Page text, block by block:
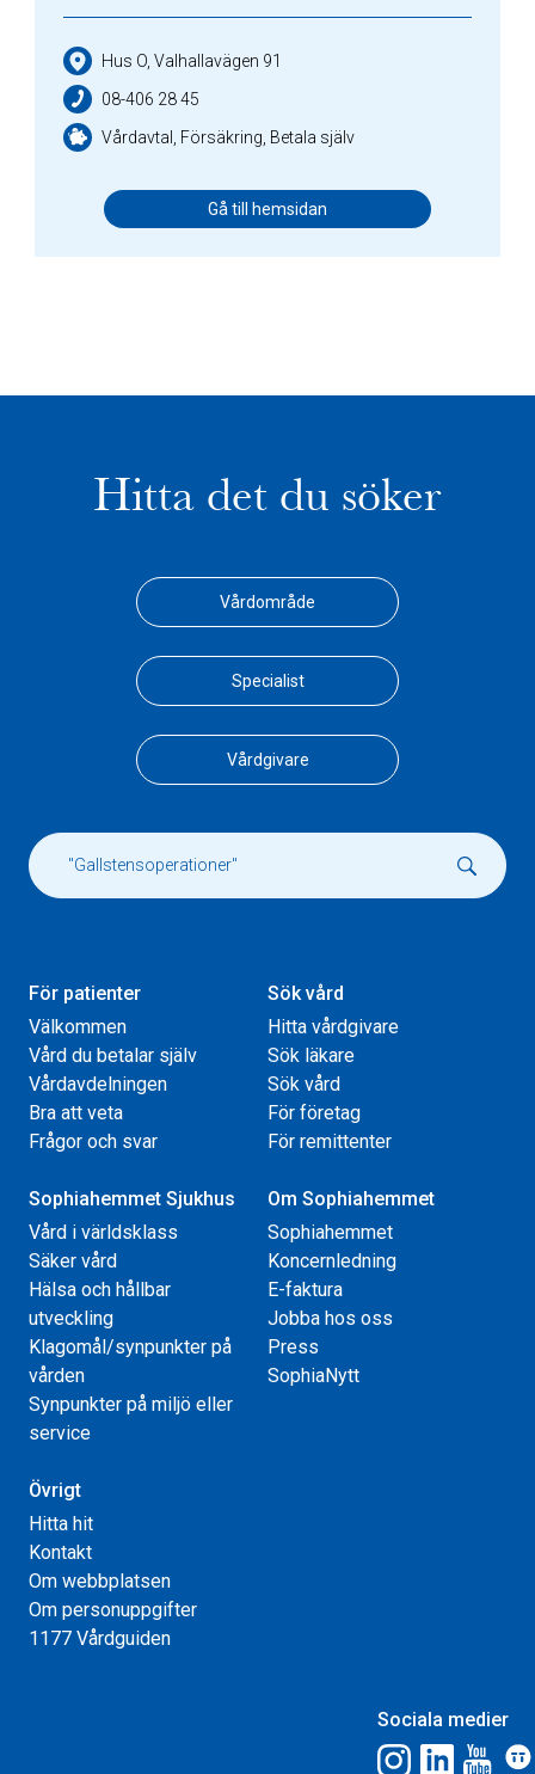
Hus O, Valhallavägen 91
08-406 28 45
Vårdavtal, Försäkring, Betala själv
Gå till hemsidan
Hitta det du söker
Vårdområde
Specialist
Vårdgivare
För patienter
Välkommen
Vård du betalar själv
Vårdavdelningen
Bra att veta
Frågor och svar
Sök vård
Hitta vårdgivare
Sök läkare
Sök vård
För företag
För remittenter
Sophiahemmet Sjukhus
Vård i världsklass
Säker vård
Hälsa och hållbar
utveckling
Klagomål/synpunkter på
vården
Synpunkter på miljö eller
service
Om Sophiahemmet
Sophiahemmet
Koncernledning
E-faktura
Jobba hos oss
Press
SophiaNytt
Övrigt
Hitta hit
Kontakt
Om webbplatsen
Om personuppgifter
1177 Vårdguiden
Sociala medier